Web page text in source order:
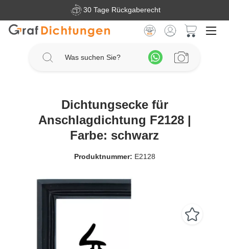
Zum Hauptinhalt springen30 Tage Rückgaberecht
Dichtungsecke für
Anschlagdichtung F2128 |
Farbe: schwarz
Produktnummer: E2128